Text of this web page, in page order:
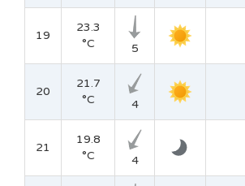
19
23.3
°C
5
20
21.7
°C
4
21
19.8
°C
4